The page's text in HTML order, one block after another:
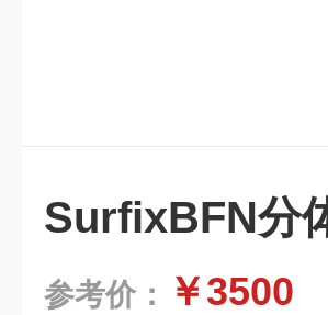
SurfixBFN分
参考价： ￥3500